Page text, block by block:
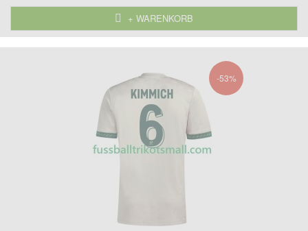
+ WARENKORB
-53%